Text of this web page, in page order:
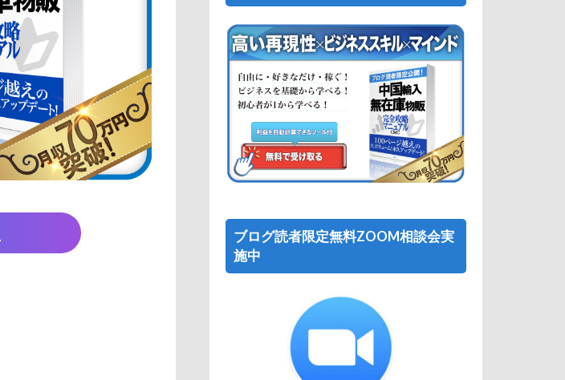
ブログ読者限定無料ZOOM相談会実
施中